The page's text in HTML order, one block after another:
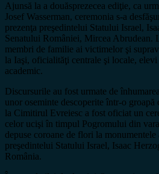
Ajunsă la a douăsprezecea ediţie, ca
Josef Wasserman, ceremonia s-a
prezenţa preşedintelui Statului Israel,
Senatului României, Mircea Abrudean.
membri de familie ai victimelor şi
la Iaşi, oficialităţi centrale şi locale,
academic.
Discursurile au fost urmate de
unor oseminte descoperite într-o
la Cimitirul Evreiesc a fost oficiat un
celor ucişi în timpul Pogromului din
depuse coroane de flori la monumentele
preşedintelui Statului Israel, Isaac
România.